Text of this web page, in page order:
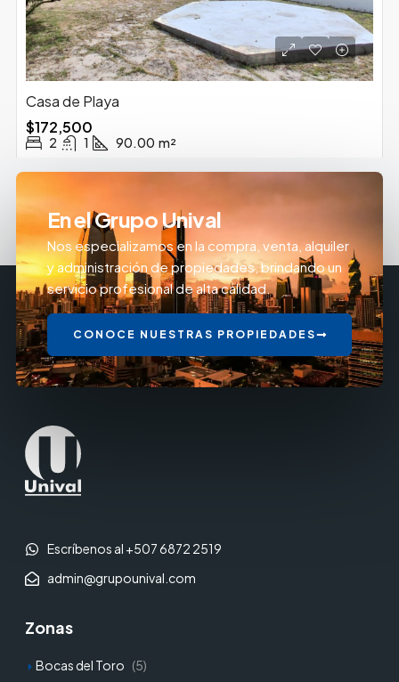
Casa de Playa
$172,500
2 1 90.00 m²
En el Grupo Unival
Nos especializamos en la compra, venta, alquiler
y administración de propiedades, brindando un
servicio profesional de alta calidad.
CONOCE NUESTRAS PROPIEDADES
Escríbenos al +507 6872 2519
admin@grupounival.com
Zonas
Bocas del Toro (5)